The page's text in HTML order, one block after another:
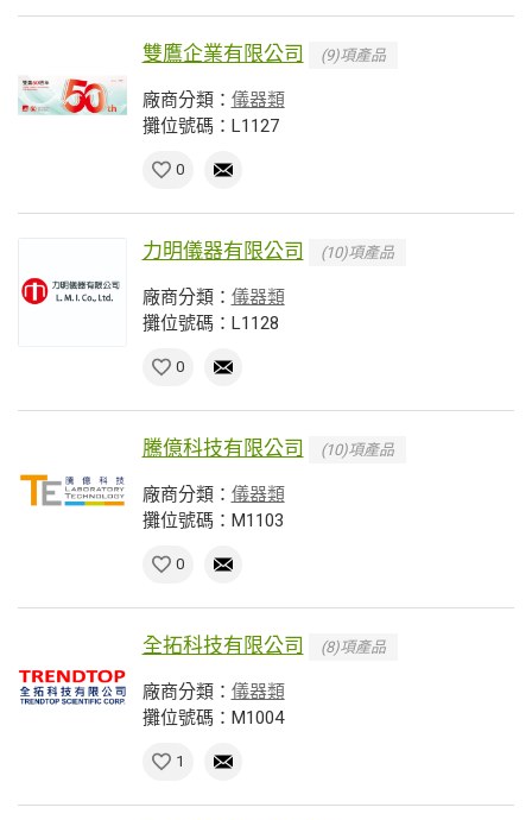
雙鷹企業有限公司 (9)項產品
廠商分類： 儀器類
攤位號碼：L1127
0
力明儀器有限公司 (10)項產品
廠商分類： 儀器類
攤位號碼：L1128
0
騰億科技有限公司 (10)項產品
廠商分類： 儀器類
攤位號碼：M1103
0
全拓科技有限公司 (8)項產品
廠商分類： 儀器類
攤位號碼：M1004
1